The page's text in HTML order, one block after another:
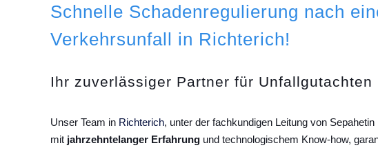
Schnelle Schadenregulierung nach
Verkehrsunfall in Richterich!
Ihr zuverlässiger Partner für Unfallgutachten
Unser Team in Richterich, unter der fachkundigen Leitung von
mit jahrzehntelanger Erfahrung und technologischem Know-how,